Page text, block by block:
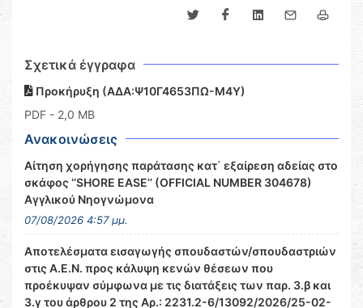
Σχετικά έγγραφα
Προκήρυξη (ΑΔΑ:Ψ10Γ4653ΠΩ-Μ4Υ)
PDF - 2,0 MB
Ανακοινώσεις
Αίτηση χορήγησης παράτασης κατ΄ εξαίρεση αδείας στο
σκάφος ‘’SHORE EASE’’ (OFFICIAL NUMBER 304678)
Αγγλικού Νηογνώμονα
07/08/2026 4:57 μμ.
Αποτελέσματα εισαγωγής σπουδαστών/σπουδαστριών
στις Α.Ε.Ν. προς κάλυψη κενών θέσεων που
προέκυψαν σύμφωνα με τις διατάξεις των παρ. 3.β και
3.γ του άρθρου 2 της Αρ.: 2231.2-6/13092/2026/25-02-